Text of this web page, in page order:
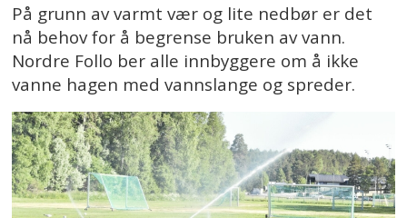
På grunn av varmt vær og lite nedbør er det
nå behov for å begrense bruken av vann.
Nordre Follo ber alle innbyggere om å ikke
vanne hagen med vannslange og spreder.